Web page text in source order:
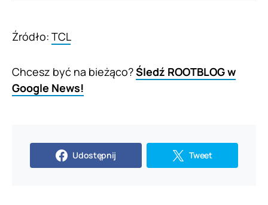
Źródło: TCL
Chcesz być na bieżąco?Śledź ROOTBLOG w
Google News!
Udostępnij Tweet